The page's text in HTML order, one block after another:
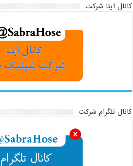
کانال ایتا شرکت
کانال تلگرام شرکت